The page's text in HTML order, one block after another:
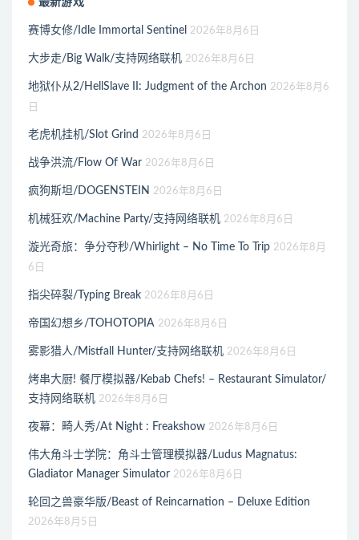
赛博女修/Idle Immortal Sentinel 2026年8月6日
大步走/Big Walk/支持网络联机 2026年8月6日
地狱仆从2/HellSlave II: Judgment of the Archon 2026年8月6
日
老虎机挂机/Slot Grind 2026年8月6日
战争洪流/Flow Of War 2026年8月6日
疯狗斯坦/DOGENSTEIN 2026年8月6日
机械狂欢/Machine Party/支持网络联机 2026年8月6日
漩光奇旅：争分夺秒/Whirlight – No Time To Trip 2026年8月
6日
指尖碎裂/Typing Break 2026年8月6日
帝国幻想乡/TOHOTOPIA 2026年8月6日
雾影猎人/Mistfall Hunter/支持网络联机 2026年8月6日
烤串大厨! 餐厅模拟器/Kebab Chefs! – Restaurant Simulator/
支持网络联机 2026年8月6日
夜幕：畸人秀/At Night : Freakshow 2026年8月6日
伟大角斗士学院：角斗士管理模拟器/Ludus Magnatus:
Gladiator Manager Simulator 2026年8月6日
轮回之兽豪华版/Beast of Reincarnation – Deluxe Edition
2026年8月5日